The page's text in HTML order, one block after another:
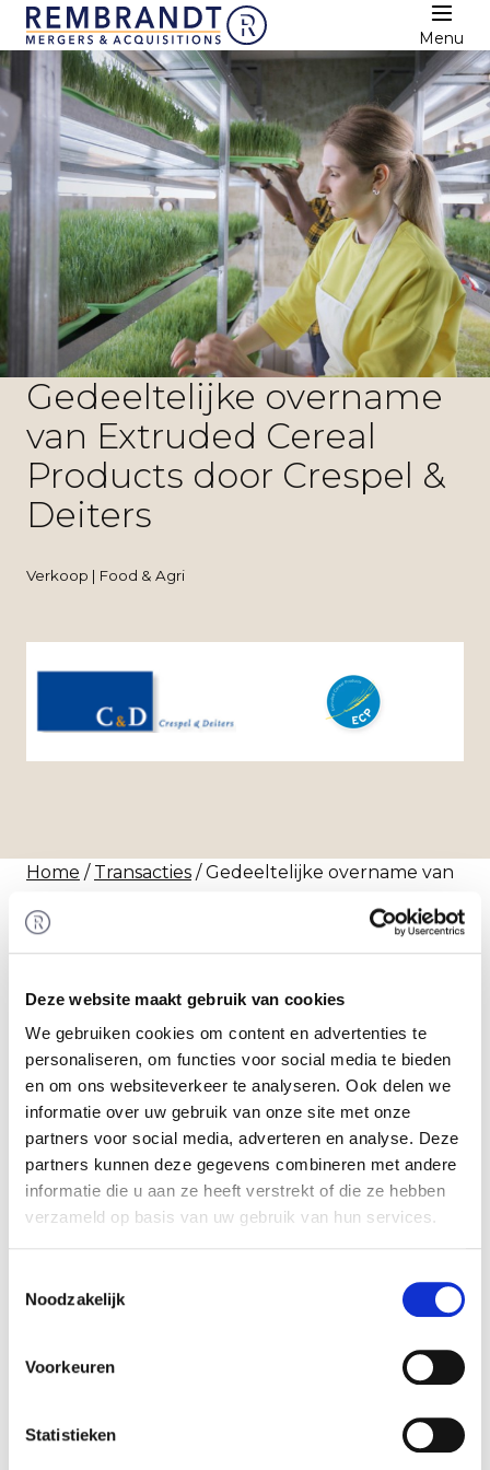
Deze website maakt gebruik van cookies
We gebruiken cookies om content en advertenties te
personaliseren, om functies voor social media te bieden
en om ons websiteverkeer te analyseren. Ook delen we
informatie over uw gebruik van onze site met onze
partners voor social media, adverteren en analyse. Deze
partners kunnen deze gegevens combineren met andere
informatie die u aan ze heeft verstrekt of die ze hebben
verzameld op basis van uw gebruik van hun services.
Noodzakelijk
Voorkeuren
Statistieken
Menu
Gedeeltelijke overname
van Extruded Cereal
Products door Crespel &
Deiters
Verkoop | Food & Agri
Home / Transacties / Gedeeltelijke overname van
Transactie
Crespel & Deiters GmbH & Co. KG heeft 35% van
Products B.V. Rembrandt F&O heeft verkoper
begeleid bij het realiseren van deze transactie.
Extruded Cereal Products B.V. is een
toonaangevende producent van geëxtrudeerde
ingrediënten voor de levensmiddelenindustrie.
Hierbij valt te denken aan bakkerijgrondstoffen,
tarwezetmeel, zetmeelderivaten en tarwe-eiwit
Zie voor meer informatie: